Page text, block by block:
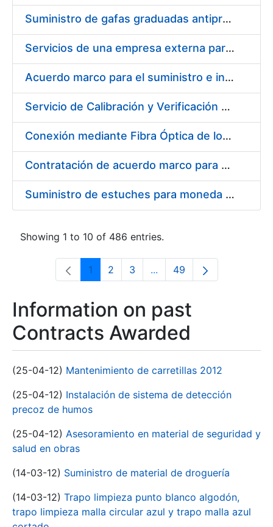
Suministro de gafas graduadas antiproyecciones para los trabajadores de la FNMT-RCM en los centros de trabajo de Madrid y Burgos
Servicios de una empresa externa para el asesoramiento y resolución de los recursos de alzada que se presentan relacionados con procesos de selección para la FNMT-RCM
Acuerdo marco para el suministro e instalación de persianas, estores y otros complementos
Servicio de Calibración y Verificación Externa de los Equipos de Medición del Servicio de Prevención de la FNMT-RCM
Conexión mediante Fibra Óptica de los Centros de Proceso de Datos (CPDs) de las sedes de la FNMT-RCM de Burgos y Madrid
Contratación de acuerdo marco para el Suministro de Material de Electricidad para la Fábrica Nacional de Moneda y Timbre-Real Casa de la Moneda en su centro de trabajo de Burgos
Suministro de estuches para moneda de 30 €
Showing 1 to 10 of 486 entries.
Page
1 Page
2 Page
3 ...Intermediate Pages Use
Page
49
Information on past
Contracts Awarded
(25-04-12) Mantenimiento de carretillas 2012
(25-04-12) Instalación de sistema de detección
precoz de humos
(25-04-12) Asesoramiento en material de seguridad y
salud en obras
(14-03-12) Suministro de material de droguería
(14-03-12) Trapo limpieza punto blanco algodón,
trapo limpieza malla circular azul y trapo malla azul